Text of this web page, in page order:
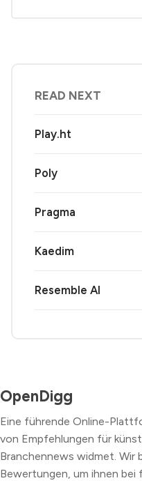
READ NEXT
Play.ht
Poly
Pragma
Kaedim
Resemble AI
OpenDigg
Eine führende Online-
von Empfehlungen für
Branchennews widmet.
Bewertungen, um ihnen